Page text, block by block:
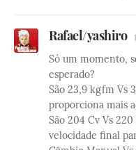
Rafael/yashiro
Só um momento,
esperado?
São 23,9 kgfm Vs
proporciona mais
São 204 Cv Vs
velocidade final